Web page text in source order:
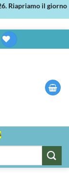
Riapriamo il giorno